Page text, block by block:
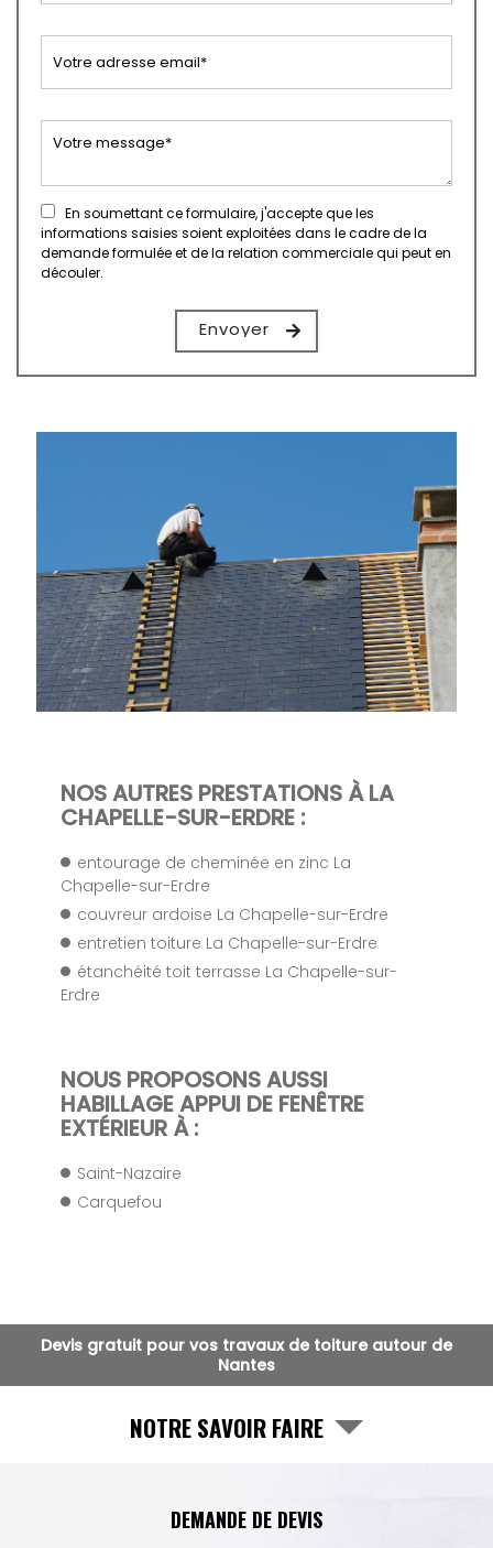
En soumettant ce formulaire, j'accepte que les
informations saisies soient exploitées dans le cadre de la
demande formulée et de la relation commerciale qui peut en
découler.
NOS AUTRES PRESTATIONS À LA
CHAPELLE-SUR-ERDRE :
entourage de cheminée en zinc La
Chapelle-sur-Erdre
couvreur ardoise La Chapelle-sur-Erdre
entretien toiture La Chapelle-sur-Erdre
étanchéité toit terrasse La Chapelle-sur-
Erdre
NOUS PROPOSONS AUSSI
HABILLAGE APPUI DE FENÊTRE
EXTÉRIEUR À :
Saint-Nazaire
Carquefou
Devis gratuit pour vos travaux de toiture autour de
Nantes
NOTRE SAVOIR FAIRE
DEMANDE DE DEVIS